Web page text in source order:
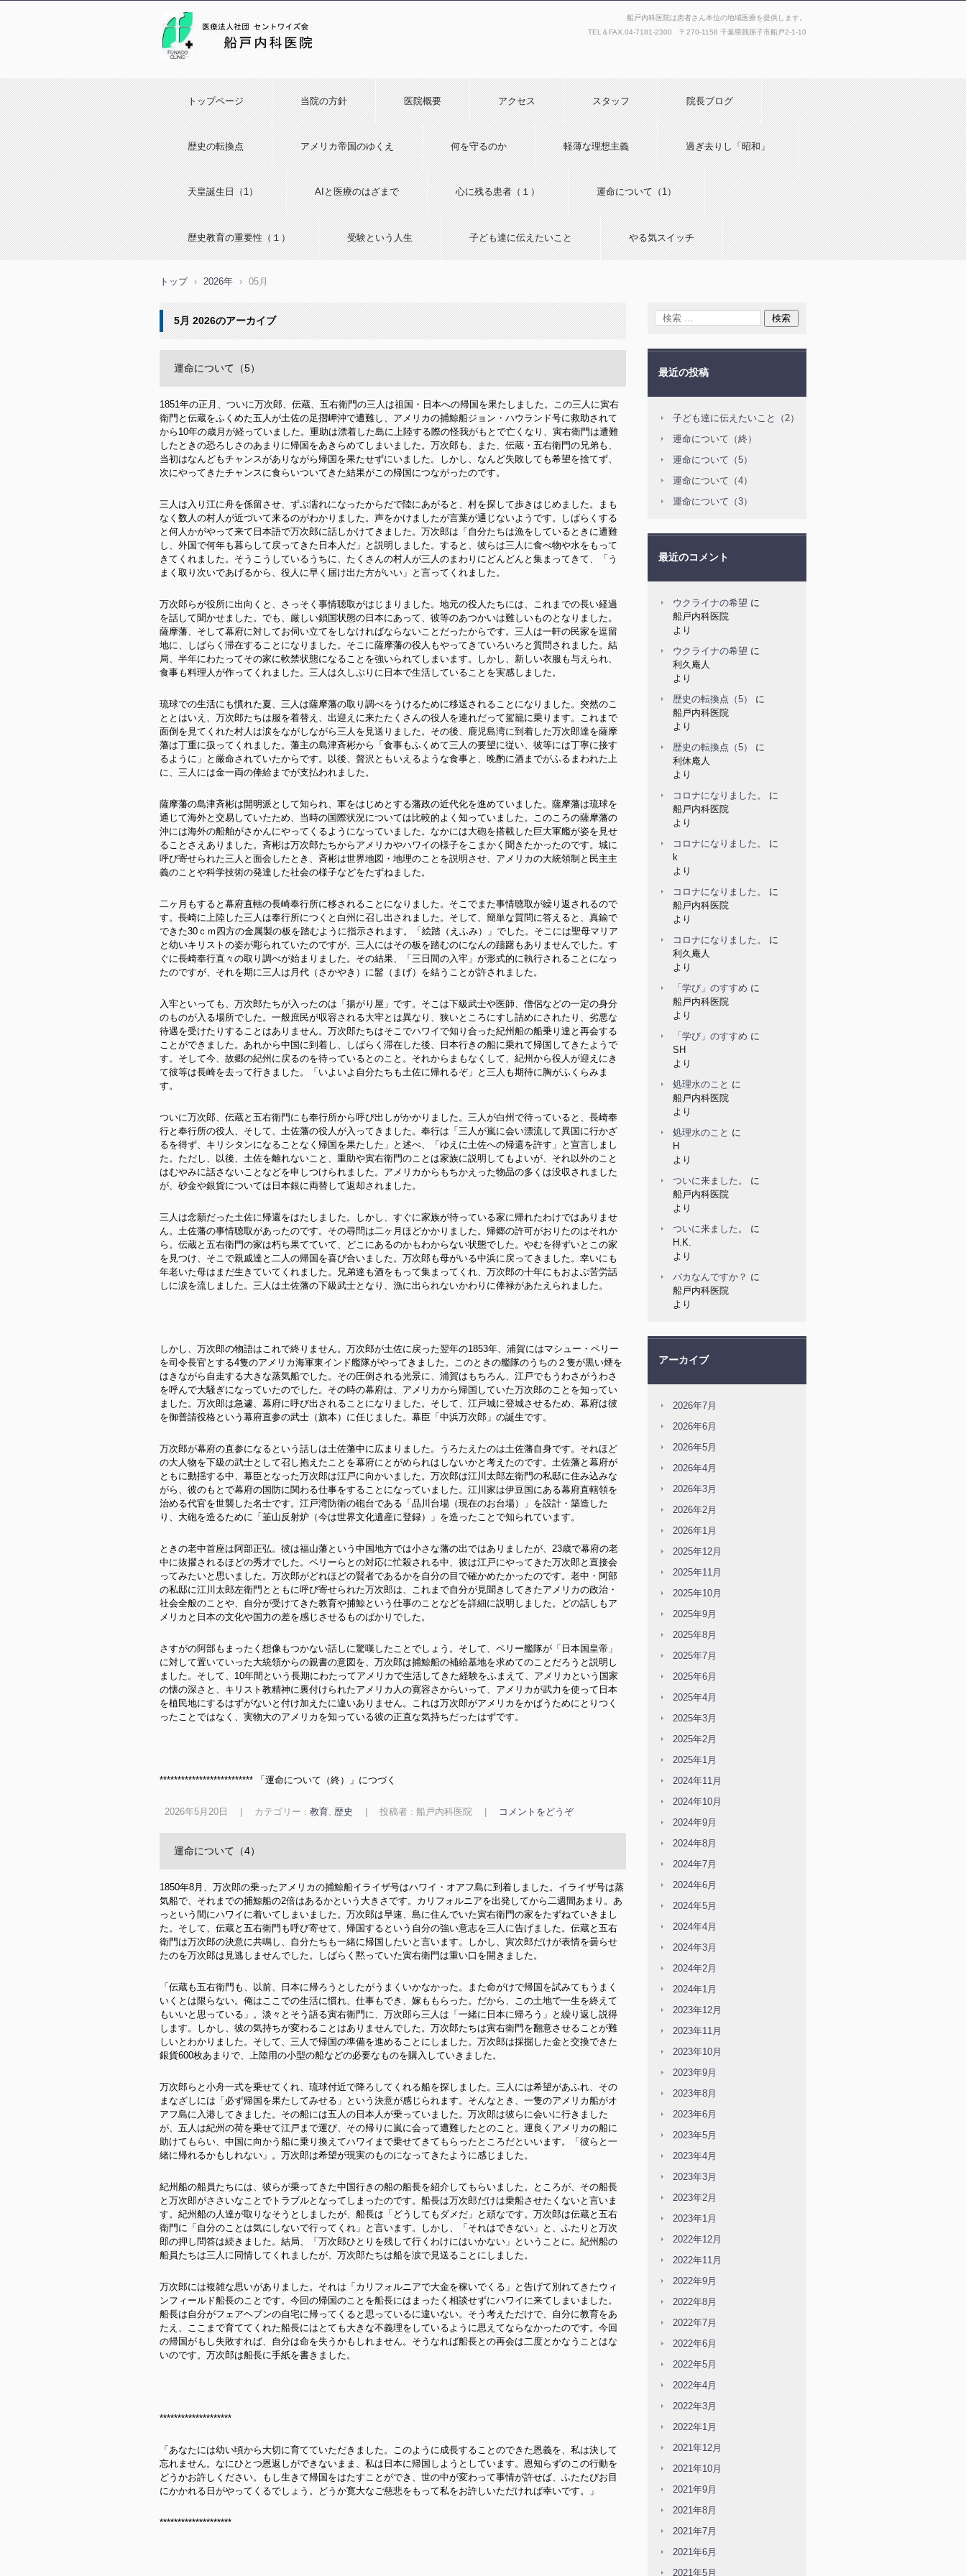
船戸内科医院は患者さん本位の地域医療を提供します。
TEL＆FAX. 04-7181-2300 〒270-1158 千葉県我孫子市船戸2-1-10
トップページ 当院の方針 医院概要 アクセス スタッフ 院長ブログ
歴史の転換点 アメリカ帝国のゆくえ 何を守るのか 軽薄な理想主義 過ぎ去りし「昭和」
天皇誕生日（1） AIと医療のはざまで 心に残る患者（１） 運命について（1）
歴史教育の重要性（１） 受験という人生 子ども達に伝えたいこと やる気スイッチ
トップ › 2026年 › 05月
5月 2026のアーカイブ
運命について（5）
1851年の正月、ついに万次郎、伝蔵、五右衛門の三人は祖国・日本への帰国を果たしました。この三人に寅右
衛門と伝蔵をふくめた五人が土佐の足摺岬沖で遭難し、アメリカの捕鯨船ジョン・ハウランド号に救助されて
から10年の歳月が経っていました。重助は漂着した島に上陸する際の怪我がもとで亡くなり、寅右衛門は遭難
したときの恐ろしさのあまりに帰国をあきらめてしまいました。万次郎も、また、伝蔵・五右衛門の兄弟も、
当初はなんどもチャンスがありながら帰国を果たせずにいました。しかし、なんど失敗しても希望を捨てず、
次にやってきたチャンスに食らいついてきた結果がこの帰国につながったのです。
三人は入り江に舟を係留させ、ずぶ濡れになったからだで陸にあがると、村を探して歩きはじめました。まも
なく数人の村人が近づいて来るのがわかりました。声をかけましたが言葉が通じないようです。しばらくする
と何人かがやって来て日本語で万次郎に話しかけてきました。万次郎は「自分たちは漁をしているときに遭難
し、外国で何年も暮らして戻ってきた日本人だ」と説明しました。すると、彼らは三人に食べ物や水をもって
きてくれました。そうこうしているうちに、たくさんの村人が三人のまわりにどんどんと集まってきて、「う
まく取り次いであげるから、役人に早く届け出た方がいい」と言ってくれました。
万次郎らが役所に出向くと、さっそく事情聴取がはじまりました。地元の役人たちには、これまでの長い経過
を話して聞かせました。でも、厳しい鎖国状態の日本にあって、彼等のあつかいは難しいものとなりました。
薩摩藩、そして幕府に対してお伺い立てをしなければならないことだったからです。三人は一軒の民家を逗留
地に、しばらく滞在することになりました。そこに薩摩藩の役人もやってきていろいろと質問されました。結
局、半年にわたってその家に軟禁状態になることを強いられてしまいます。しかし、新しい衣服も与えられ、
食事も料理人が作ってくれました。三人は久しぶりに日本で生活していることを実感しました。
琉球での生活にも慣れた夏、三人は薩摩藩の取り調べをうけるために移送されることになりました。突然のこ
ととはいえ、万次郎たちは服を着替え、出迎えに来たたくさんの役人を連れだって駕籠に乗ります。これまで
面倒を見てくれた村人は涙をながしながら三人を見送りました。その後、鹿児島湾に到着した万次郎達を薩摩
藩は丁重に扱ってくれました。藩主の島津斉彬から「食事もふくめて三人の要望に従い、彼等には丁寧に接す
るように」と厳命されていたからです。以後、贅沢ともいえるような食事と、晩酌に酒までがふるまわれた上
に、三人には金一両の俸給までが支払われました。
薩摩藩の島津斉彬は開明派として知られ、軍をはじめとする藩政の近代化を進めていました。薩摩藩は琉球を
通じて海外と交易していたため、当時の国際状況については比較的よく知っていました。このころの薩摩藩の
沖には海外の船舶がさかんにやってくるようになっていました。なかには大砲を搭載した巨大軍艦が姿を見せ
ることさえありました。斉彬は万次郎たちからアメリカやハワイの様子をこまかく聞きたかったのです。城に
呼び寄せられた三人と面会したとき、斉彬は世界地図・地理のことを説明させ、アメリカの大統領制と民主主
義のことや科学技術の発達した社会の様子などをたずねました。
二ヶ月もすると幕府直轄の長崎奉行所に移されることになりました。そこでまた事情聴取が繰り返されるので
す。長崎に上陸した三人は奉行所につくと白州に召し出されました。そして、簡単な質問に答えると、真鍮で
できた30ｃｍ四方の金属製の板を踏むように指示されます。「絵踏（えふみ）」でした。そこには聖母マリア
と幼いキリストの姿が彫られていたのですが、三人にはその板を踏むのになんの躊躇もありませんでした。す
ぐに長崎奉行直々の取り調べが始まりました。その結果、「三日間の入牢」が形式的に執行されることになっ
たのですが、それを期に三人は月代（さかやき）に髷（まげ）を結うことが許されました。
入牢といっても、万次郎たちが入ったのは「揚がり屋」です。そこは下級武士や医師、僧侶などの一定の身分
のものが入る場所でした。一般庶民が収容される大牢とは異なり、狭いところにすし詰めにされたり、劣悪な
待遇を受けたりすることはありません。万次郎たちはそこでハワイで知り合った紀州船の船乗り達と再会する
ことができました。あれから中国に到着し、しばらく滞在した後、日本行きの船に乗れて帰国してきたようで
す。そして今、故郷の紀州に戻るのを待っているとのこと。それからまもなくして、紀州から役人が迎えにき
て彼等は長崎を去って行きました。「いよいよ自分たちも土佐に帰れるぞ」と三人も期待に胸がふくらみま
す。
ついに万次郎、伝蔵と五右衛門にも奉行所から呼び出しがかかりました。三人が白州で待っていると、長崎奉
行と奉行所の役人、そして、土佐藩の役人が入ってきました。奉行は「三人が嵐に会い漂流して異国に行かざ
るを得ず、キリシタンになることなく帰国を果たした」と述べ、「ゆえに土佐への帰還を許す」と宣言しまし
た。ただし、以後、土佐を離れないこと、重助や寅右衛門のことは家族に説明してもよいが、それ以外のこと
はむやみに話さないことなどを申しつけられました。アメリカからもちかえった物品の多くは没収されました
が、砂金や銀貨については日本銀に両替して返却されました。
三人は念願だった土佐に帰還をはたしました。しかし、すぐに家族が待っている家に帰れたわけではありませ
ん。土佐藩の事情聴取があったのです。その尋問は二ヶ月ほどかかりました。帰郷の許可がおりたのはそれか
ら。伝蔵と五右衛門の家は朽ち果てていて、どこにあるのかもわからない状態でした。やむを得ずいとこの家
を見つけ、そこで親戚達と二人の帰国を喜び合いました。万次郎も母がいる中浜に戻ってきました。幸いにも
年老いた母はまだ生きていてくれました。兄弟達も酒をもって集まってくれ、万次郎の十年にもおよぶ苦労話
しに涙を流しました。三人は土佐藩の下級武士となり、漁に出られないかわりに俸禄があたえられました。
しかし、万次郎の物語はこれで終りません。万次郎が土佐に戻った翌年の1853年、浦賀にはマシュー・ペリー
を司令長官とする4隻のアメリカ海軍東インド艦隊がやってきました。このときの艦隊のうちの２隻が黒い煙を
はきながら自走する大きな蒸気船でした。その圧倒される光景に、浦賀はもちろん、江戸でもうわさがうわさ
を呼んで大騒ぎになっていたのでした。その時の幕府は、アメリカから帰国していた万次郎のことを知ってい
ました。万次郎は急遽、幕府に呼び出されることになりました。そして、江戸城に登城させるため、幕府は彼
を御普請役格という幕府直参の武士（旗本）に任じました。幕臣「中浜万次郎」の誕生です。
万次郎が幕府の直参になるという話しは土佐藩中に広まりました。うろたえたのは土佐藩自身です。それほど
の大人物を下級の武士として召し抱えたことを幕府にとがめられはしないかと考えたのです。土佐藩と幕府が
ともに動揺する中、幕臣となった万次郎は江戸に向かいました。万次郎は江川太郎左衛門の私邸に住み込みな
がら、彼のもとで幕府の国防に関わる仕事をすることになっていました。江川家は伊豆国にある幕府直轄領を
治める代官を世襲した名士です。江戸湾防衛の砲台である「品川台場（現在のお台場）」を設計・築造した
り、大砲を造るために「韮山反射炉（今は世界文化遺産に登録）」を造ったことで知られています。
ときの老中首座は阿部正弘。彼は福山藩という中国地方では小さな藩の出ではありましたが、23歳で幕府の老
中に抜擢されるほどの秀才でした。ペリーらとの対応に忙殺される中、彼は江戸にやってきた万次郎と直接会
ってみたいと思いました。万次郎がどれほどの賢者であるかを自分の目で確かめたかったのです。 老中・阿部
の私邸に江川太郎左衛門とともに呼び寄せられた万次郎は、これまで自分が見聞きしてきたアメリカの政治・
社会全般のことや、自分が受けてきた教育や捕鯨という仕事のことなどを詳細に説明しました。どの話しもア
メリカと日本の文化や国力の差を感じさせるものばかりでした。
さすがの阿部もまったく想像もつかない話しに驚嘆したことでしょう。そして、ペリー艦隊が「日本国皇帝」
に対して置いていった大統領からの親書の意図を、万次郎は捕鯨船の補給基地を求めてのことだろうと説明し
ました。そして 、10年間という長期にわたってアメリカで生活してきた経験をふまえて、アメリカという国家
の懐の深さと、キリスト教精神に裏付けられたアメリカ人の寛容さからいって、アメリカが武力を使って日本
を植民地にするはずがないと付け加えたに違いありません。これは万次郎がアメリカをかばうためにとりつく
ったことではなく、実物大のアメリカを知っている彼の正直な気持ちだったはずです。
************************** 「運命について（終）」につづく
2026年5月20日 カテゴリー : 教育, 歴史 投稿者 : 船戸内科医院 コメントをどうぞ
運命について（4）
1850年8月、万次郎の乗ったアメリカの捕鯨船イライザ号はハワイ・オアフ島に到着しました。イライザ号は蒸
気船で、それまでの捕鯨船の2倍はあるかという大きさです。カリフォルニアを出発してから二週間あまり。あ
っという間にハワイに着いてしまいました。万次郎は早速、島に住んでいた寅右衛門の家をたずねていきまし
た。そして、伝蔵と五右衛門も呼び寄せて、帰国するという自分の強い意志を三人に告げました。伝蔵と五右
衛門は万次郎の決意に共鳴し、自分たちも一緒に帰国したいと言います。しかし、寅次郎だけが表情を曇らせ
たのを万次郎は見逃しませんでした。しばらく黙っていた寅右衛門は重い口を開きました。
「伝蔵も五右衛門も、以前、日本に帰ろうとしたがうまくいかなかった。また命がけで帰国を試みてもうまく
いくとは限らない。俺はここでの生活に慣れ、仕事もでき、嫁ももらった。だから、この土地で一生を終えて
もいいと思っている」。淡々とそう語る寅右衛門に、万次郎ら三人は「一緒に日本に帰ろう」と繰り返し説得
します。しかし、彼の気持ちが変わることはありませんでした。万次郎たちは寅右衛門を翻意させることが難
しいとわかりました。そして、三人で帰国の準備を進めることにしました 。万次郎は採掘した金と交換できた
銀貨600枚あまりで、上陸用の小型の船などの必要なものを購入していきました。
万次郎らと小舟一式を乗せてくれ、琉球付近で降ろしてくれる船を探しました。 三人には希望があふれ、その
まなざしには「必ず帰国を果たしてみせる」という決意が感じられます。そんなとき、一隻のアメリカ船がオ
アフ島に入港してきました。その船には五人の日本人が乗っていました。万次郎は彼らに会いに行きました
が、五人は紀州の荷を乗せて江戸まで運び、その帰りに嵐に会って遭難したとのこと。運良くアメリカの船に
助けてもらい、中国に向かう船に乗り換えてハワイまで乗せてきてもらったところだといいます。「彼らと一
緒に帰れるかもしれない」。万次郎は希望が現実のものになってきたように感じました。
紀州船の船員たちには、彼らが乗ってきた中国行きの船の船長を紹介してもらいました。ところが、その船長
と万次郎がささいなことでトラブルとなってしまったのです。船長は万次郎だけは乗船させたくないと言いま
す。紀州船の人達が取りなそうとしましたが、船長は「どうしてもダメだ」と頑なです。万次郎は伝蔵と五右
衛門に「自分のことは気にしないで行ってくれ」と言います。しかし、「それはできない」と、ふたりと万次
郎の押し問答は続きました。結局、「万次郎ひとりを残して行くわけにはいかない」ということに。紀州船の
船員たちは三人に同情してくれましたが、万次郎たちは船を涙で見送ることにしました。
万次郎には複雑な思いがありました。それは「カリフォルニアで大金を稼いでくる」と告げて別れてきたウィ
ンフィールド船長のことです。今回の帰国のことを船長にはまったく相談せずにハワイに来てしまいました。
船長は自分がフェアヘブンの自宅に帰ってくると思っているに違いない。そう考えただけで、自分に教育をあ
たえ、ここまで育ててくれた船長にはとても大きな不義理をしているように思えてならなかったのです 。今回
の帰国がもし失敗すれば、自分は命を失うかもしれません。そうなれば船長との再会は二度とかなうことはな
いのです。万次郎は船長に手紙を書きました。
********************
「あなたには幼い頃から大切に育てていただきました。このように成長することのできた恩義を、私は決して
忘れません。なにひとつ恩返しができないまま、私は日本に帰国しようとしています。恩知らずのこの行動を
どうかお許しください。もし生きて帰国をはたすことができ、世の中が変わって事情が許せば、ふたたびお目
にかかれる日がやってくるでしょう。どうか寛大なご慈悲をもって私をお許しいただければ幸いです。」
********************
最近の投稿
子ども達に伝えたいこと（2）
運命について（終）
運命について（5）
運命について（4）
運命について（3）
最近のコメント
ウクライナの希望 に
船戸内科医院
より
ウクライナの希望 に
利久庵人
より
歴史の転換点（5）
に
船戸内科医院
より
歴史の転換点（5）
に
利休庵人
より
コロナになりました。
に
船戸内科医院
より
コロナになりました。
に
k
より
コロナになりました。
に
船戸内科医院
より
コロナになりました。
に
利久庵人
より
「学び」のすすめ に
船戸内科医院
より
「学び」のすすめ に
SH
より
処理水のこと に
船戸内科医院
より
処理水のこと に
H
より
ついに来ました。
に
船戸内科医院
より
ついに来ました。
に
H.K.
より
バカなんですか？ に
船戸内科医院
より
アーカイブ
2026年7月
2026年6月
2026年5月
2026年4月
2026年3月
2026年2月
2026年1月
2025年12月
2025年11月
2025年10月
2025年9月
2025年8月
2025年7月
2025年6月
2025年4月
2025年3月
2025年2月
2025年1月
2024年11月
2024年10月
2024年9月
2024年8月
2024年7月
2024年6月
2024年5月
2024年4月
2024年3月
2024年2月
2024年1月
2023年12月
2023年11月
2023年10月
2023年9月
2023年8月
2023年6月
2023年5月
2023年4月
2023年3月
2023年2月
2023年1月
2022年12月
2022年11月
2022年9月
2022年8月
2022年7月
2022年6月
2022年5月
2022年4月
2022年3月
2022年1月
2021年12月
2021年10月
2021年9月
2021年8月
2021年7月
2021年6月
2021年5月